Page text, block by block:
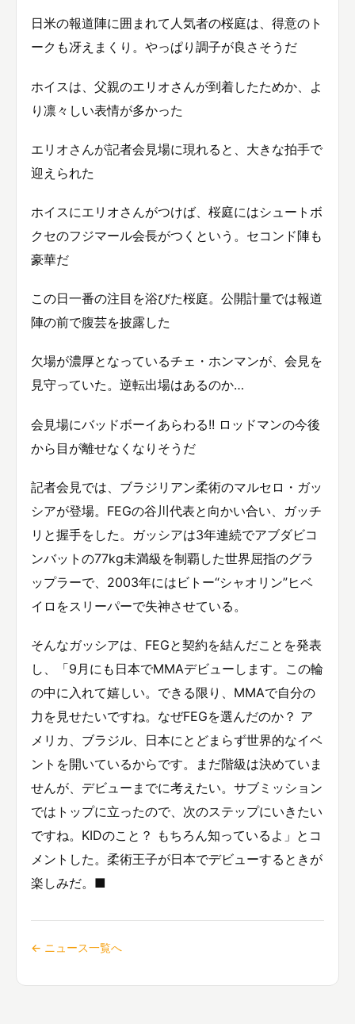
日米の報道陣に囲まれて人気者の桜庭は、得意のト
ークも冴えまくり。やっぱり調子が良さそうだ
ホイスは、父親のエリオさんが到着したためか、よ
り凛々しい表情が多かった
エリオさんが記者会見場に現れると、大きな拍手で
迎えられた
ホイスにエリオさんがつけば、桜庭にはシュートボ
クセのフジマール会長がつくという。セコンド陣も
豪華だ
この日一番の注目を浴びた桜庭。公開計量では報道
陣の前で腹芸を披露した
欠場が濃厚となっているチェ・ホンマンが、会見を
見守っていた。逆転出場はあるのか…
会見場にバッドボーイあらわる!! ロッドマンの今後
から目が離せなくなりそうだ
記者会見では、ブラジリアン柔術のマルセロ・ガッ
シアが登場。FEGの谷川代表と向かい合い、ガッチ
リと握手をした。ガッシアは3年連続でアブダビコ
ンバットの77kg未満級を制覇した世界屈指のグラ
ップラーで、2003年にはビトー“シャオリン”ヒベ
イロをスリーパーで失神させている。
そんなガッシアは、FEGと契約を結んだことを発表
し、「9月にも日本でMMAデビューします。この輪
の中に入れて嬉しい。できる限り、MMAで自分の
力を見せたいですね。なぜFEGを選んだのか？ ア
メリカ、ブラジル、日本にとどまらず世界的なイベ
ントを開いているからです。まだ階級は決めていま
せんが、デビューまでに考えたい。サブミッション
ではトップに立ったので、次のステップにいきたい
ですね。KIDのこと？ もちろん知っているよ」とコ
メントした。柔術王子が日本でデビューするときが
楽しみだ。■
← ニュース一覧へ